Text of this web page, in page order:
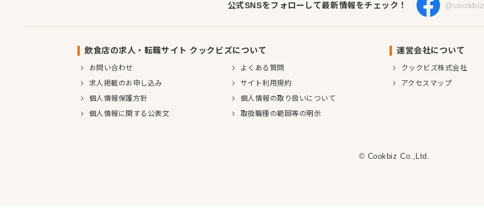
公式SNSをフォローして最新情報をチェック！ @cookbiz
飲食店の求人・転職サイト クックビズについて
お問い合わせ
よくある質問
求人掲載のお申し込み
サイト利用規約
個人情報保護方針
個人情報の取り扱いについて
個人情報に関する公表文
取扱職種の範囲等の明示
運営会社について
クックビズ株式会社
アクセスマップ
© Cookbiz Co.,Ltd.